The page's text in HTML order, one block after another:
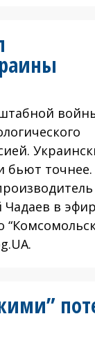
бьют
Чадаев в